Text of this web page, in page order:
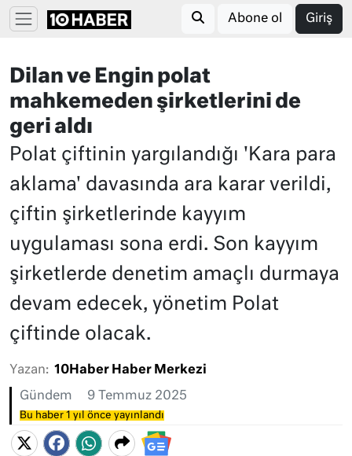
Abone ol Giriş
Dilan ve Engin polat
mahkemeden şirketlerini de
geri aldı
Polat çiftinin yargılandığı 'Kara para
aklama' davasında ara karar verildi,
çiftin şirketlerinde kayyım
uygulaması sona erdi. Son kayyım
şirketlerde denetim amaçlı durmaya
devam edecek, yönetim Polat
çiftinde olacak.
Yazan: 10Haber Haber Merkezi
Gündem 9 Temmuz 2025
Bu haber 1 yıl önce yayınlandı